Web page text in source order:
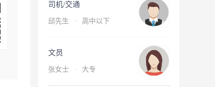
司机/交通
邱先生 · 高中以下
文员
张女士 · 大专